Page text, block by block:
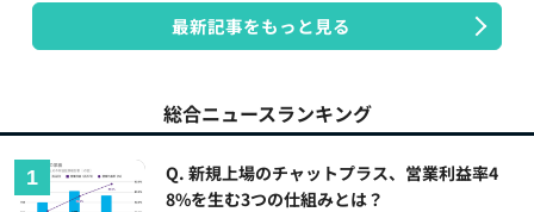
最新記事をもっと見る
総合ニュースランキング
Q. 新規上場のチャットプラス、営業利益率4
8%を生む3つの仕組みとは？